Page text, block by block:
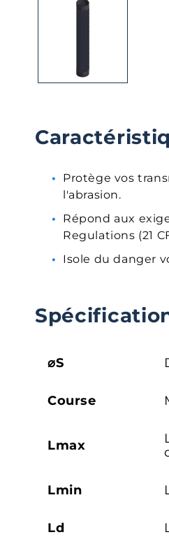
Protège vos
l'abrasion.
Répond aux
Regulations (21
Isole du danger
⌀S
Course
Lmax
Lmin
Ld